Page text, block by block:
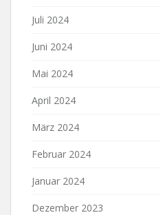
Juli 2024
Juni 2024
Mai 2024
April 2024
März 2024
Februar 2024
Januar 2024
Dezember 2023